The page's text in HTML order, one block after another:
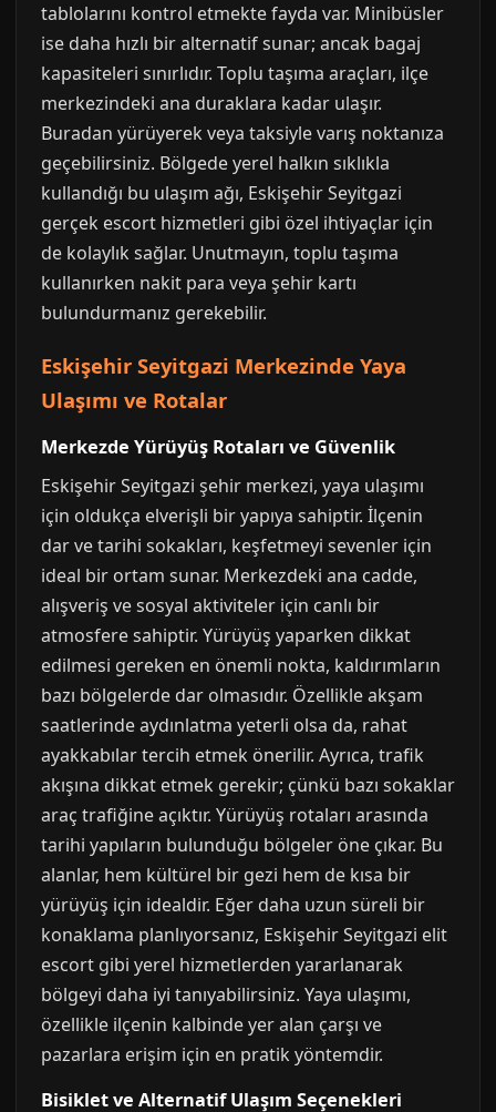
tablolarını kontrol etmekte fayda var. Minibüsler
ise daha hızlı bir alternatif sunar; ancak bagaj
kapasiteleri sınırlıdır. Toplu taşıma araçları, ilçe
merkezindeki ana duraklara kadar ulaşır.
Buradan yürüyerek veya taksiyle varış noktanıza
geçebilirsiniz. Bölgede yerel halkın sıklıkla
kullandığı bu ulaşım ağı, Eskişehir Seyitgazi
gerçek escort hizmetleri gibi özel ihtiyaçlar için
de kolaylık sağlar. Unutmayın, toplu taşıma
kullanırken nakit para veya şehir kartı
bulundurmanız gerekebilir.
Eskişehir Seyitgazi Merkezinde Yaya
Ulaşımı ve Rotalar
Merkezde Yürüyüş Rotaları ve Güvenlik
Eskişehir Seyitgazi şehir merkezi, yaya ulaşımı
için oldukça elverişli bir yapıya sahiptir. İlçenin
dar ve tarihi sokakları, keşfetmeyi sevenler için
ideal bir ortam sunar. Merkezdeki ana cadde,
alışveriş ve sosyal aktiviteler için canlı bir
atmosfere sahiptir. Yürüyüş yaparken dikkat
edilmesi gereken en önemli nokta, kaldırımların
bazı bölgelerde dar olmasıdır. Özellikle akşam
saatlerinde aydınlatma yeterli olsa da, rahat
ayakkabılar tercih etmek önerilir. Ayrıca, trafik
akışına dikkat etmek gerekir; çünkü bazı sokaklar
araç trafiğine açıktır. Yürüyüş rotaları arasında
tarihi yapıların bulunduğu bölgeler öne çıkar. Bu
alanlar, hem kültürel bir gezi hem de kısa bir
yürüyüş için idealdir. Eğer daha uzun süreli bir
konaklama planlıyorsanız, Eskişehir Seyitgazi elit
escort gibi yerel hizmetlerden yararlanarak
bölgeyi daha iyi tanıyabilirsiniz. Yaya ulaşımı,
özellikle ilçenin kalbinde yer alan çarşı ve
pazarlara erişim için en pratik yöntemdir.
Bisiklet ve Alternatif Ulaşım Seçenekleri